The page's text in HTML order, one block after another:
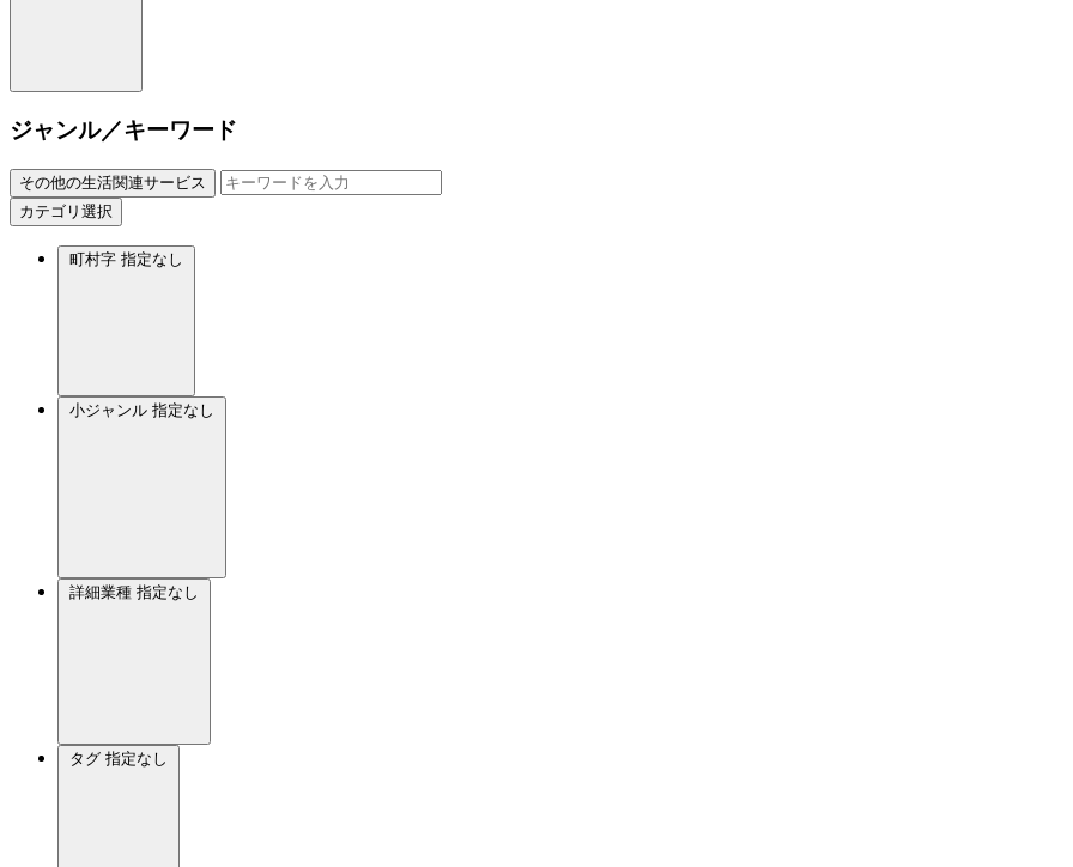
ジャンル／キーワード
その他の生活関連サービス
カテゴリ選択
町村字 指定なし
小ジャンル 指定なし
詳細業種 指定なし
タグ 指定なし